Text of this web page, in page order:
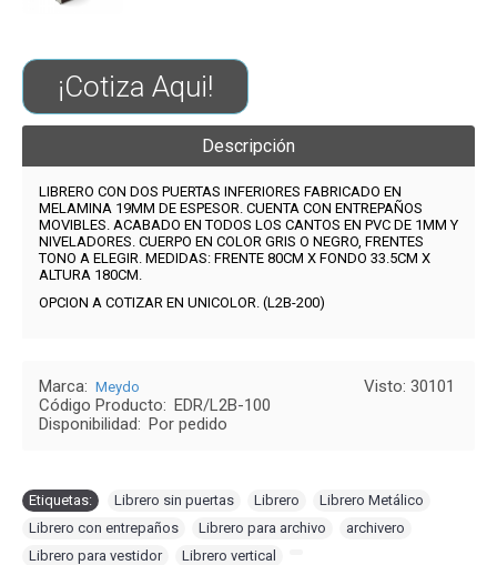
¡Cotiza Aqui!
Descripción
LIBRERO CON DOS PUERTAS INFERIORES FABRICADO EN
MELAMINA 19MM DE ESPESOR. CUENTA CON ENTREPAÑOS
MOVIBLES. ACABADO EN TODOS LOS CANTOS EN PVC DE 1MM Y
NIVELADORES. CUERPO EN COLOR GRIS O NEGRO, FRENTES
TONO A ELEGIR. MEDIDAS: FRENTE 80CM X FONDO 33.5CM X
ALTURA 180CM.
OPCION A COTIZAR EN UNICOLOR. (L2B-200)
Visto: 30101
Marca: Meydo
Código Producto: EDR/L2B-100
Disponibilidad: Por pedido
Etiquetas: Librero sin puertas Librero Librero Metálico
Librero con entrepaños
Librero para archivo archivero
Librero para vestidor
Librero vertical